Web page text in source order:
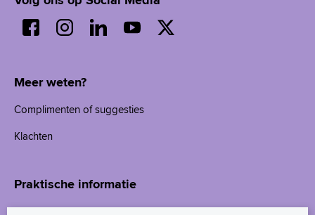
Meer weten?
Complimenten of suggesties
Klachten
Praktische informatie
Afspraak in het ziekenhuis